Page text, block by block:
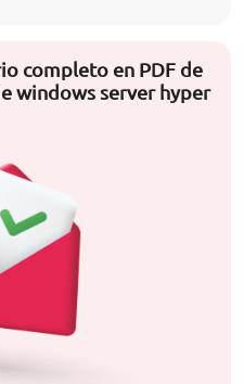
completo en PDF de
windows server hyper